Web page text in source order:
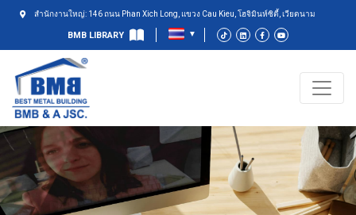
สำนักงานใหญ่: 146 ถนน Phan Xich Long, แขวง Cau Kieu, โฮจิมินห์ซิตี้, เวียดนาม
BMB LIBRARY